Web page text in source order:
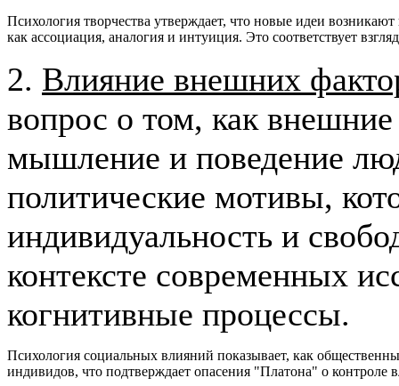
Психология творчества утверждает, что новые идеи
как ассоциация, аналогия и интуиция. Это соответствует
2. Влияние внешних
вопрос о том, как
мышление и поведение
политические мотивы,
индивидуальность и
контексте современных
когнитивные процессы.
Психология социальных влияний показывает, как
индивидов, что подтверждает опасения "Платона" о контроле